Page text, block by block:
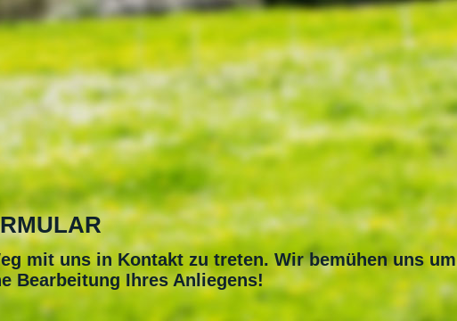
mit uns in Kontakt zu treten. Wir bemühen uns um
Bearbeitung Ihres Anliegens!